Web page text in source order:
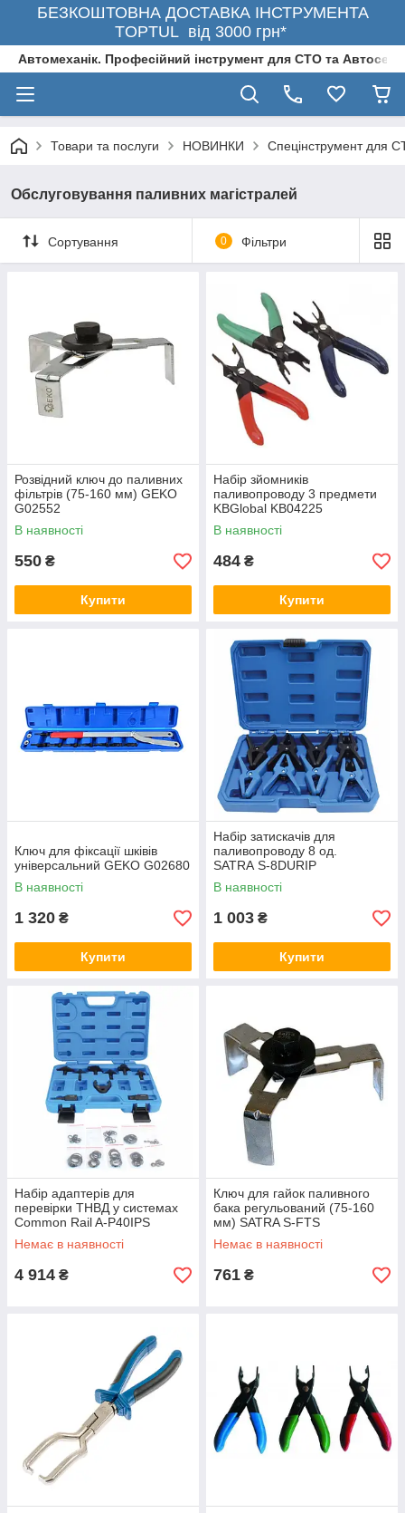
БЕЗКОШТОВНА ДОСТАВКА ІНСТРУМЕНТА
TOPTUL від 3000 грн*
Автомеханік. Професійний інструмент для СТО та
Товари та послуги НОВИНКИ Спецінструмент для
Обслуговування паливних магістралей
Сортування 0 Фільтри
Розвідний ключ до паливних
фільтрів (75-160 мм) GEKO
G02552
В наявності
550 ₴
Купити
Набір зйомників
паливопроводу 3 предмети
KBGlobal KB04225
В наявності
484 ₴
Купити
Ключ для фіксації шківів
універсальний GEKO G02680
В наявності
1 320 ₴
Купити
Набір затискачів для
паливопроводу 8 од.
SATRA S-8DURIP
В наявності
1 003 ₴
Купити
Набір адаптерів для
перевірки ТНВД у системах
Common Rail A-P40IPS
Немає в наявності
4 914 ₴
Ключ для гайок паливного
бака регульований (75-160
мм) SATRA S-FTS
Немає в наявності
761 ₴